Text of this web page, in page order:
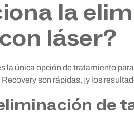
la
láser?
la única opción de tratamiento
son rápidas, ¡y los
de